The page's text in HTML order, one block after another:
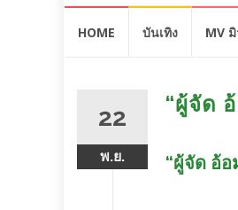
HOME บันเทิง MV
22
พ.ย.
“ผู้จัด
“ผู้จัด อ้อ